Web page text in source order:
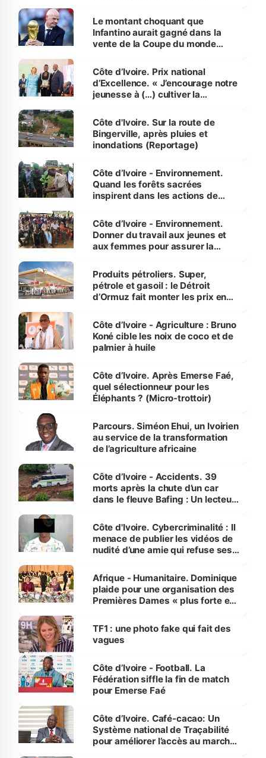
Le montant choquant que
Infantino aurait gagné dans la
vente de la Coupe du monde
Côte d’Ivoire. Prix national
d’Excellence. « J’encourage notre
jeunesse à (…) cultiver la
(Alassane Ouattara
Côte d'Ivoire. Sur la route de
Bingerville, après pluies et
inondations (Reportage)
Côte d’Ivoire - Environnement.
Quand les forêts sacrées
inspirent dans les actions de
Côte d’Ivoire - Environnement.
Donner du travail aux jeunes et
aux femmes pour assurer la
menacées
Produits pétroliers. Super,
pétrole et gasoil : le Détroit
d’Ormuz fait monter les prix en
Côte d’Ivoire - Agriculture : Bruno
Koné cible les noix de coco et de
palmier à huile
Côte d’Ivoire. Après Emerse Faé,
quel sélectionneur pour les
Éléphants ? (Micro-trottoir)
Parcours. Siméon Ehui, un Ivoirien
au service de la transformation
de l’agriculture africaine
Côte d’Ivoire - Accidents. 39
morts après la chute d’un car
dans le fleuve Bafing : Un lecteur
des Transports
Côte d'Ivoire. Cybercriminalité : Il
menace de publier les vidéos de
nudité d’une amie qui refuse ses
Afrique - Humanitaire. Dominique
plaide pour une organisation des
Premières Dames « plus forte et
sur la scène internationale »
TF1 : une photo fake qui fait des
vagues
Côte d’Ivoire - Football. La
Fédération siffle la fin de match
pour Emerse Faé
Côte d’Ivoire. Café-cacao: Un
Système national de Traçabilité
pour améliorer l’accès au marché